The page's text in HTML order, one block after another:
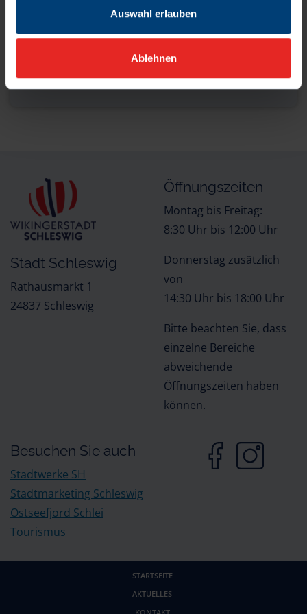
Auswahl erlauben
Ablehnen
Lange Straße 6, 24837 Schleswig
Stadt Schleswig
Rathausmarkt 1
24837 Schleswig
Öffnungszeiten
Montag bis Freitag:
8:30 Uhr bis 12:00 Uhr
Donnerstag zusätzlich
von
14:30 Uhr bis 18:00 Uhr
Bitte beachten Sie, dass
einzelne Bereiche
abweichende
Öffnungszeiten haben
können.
Besuchen Sie auch
Stadtwerke SH
Stadtmarketing Schleswig
Ostseefjord Schlei
Tourismus
STARTSEITE
AKTUELLES